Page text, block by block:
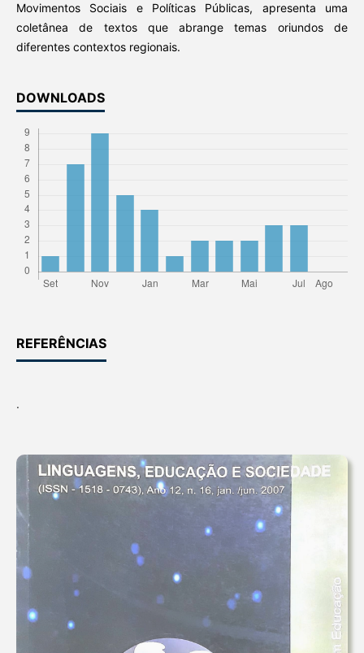
Movimentos Sociais e Políticas Públicas, apresenta uma
coletânea de textos que abrange temas oriundos de
diferentes contextos regionais.
DOWNLOADS
REFERÊNCIAS
.